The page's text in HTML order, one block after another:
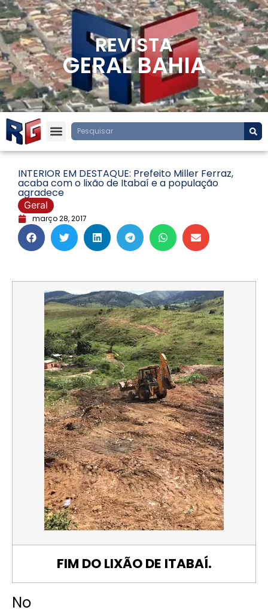
REVISTA
GERAL BAHIA
INTERIOR EM DESTAQUE: Prefeito Miller Ferraz,
acaba com o lixão de Itabaí e a população
agradece
Geral
março 28, 2017
FIM DO LIXÃO DE ITABAÍ.
No